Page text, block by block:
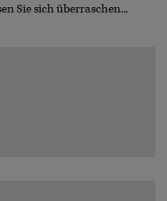
Sie sich überraschen...